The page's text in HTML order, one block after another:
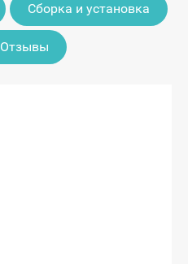
Сборка и установка
Отзывы